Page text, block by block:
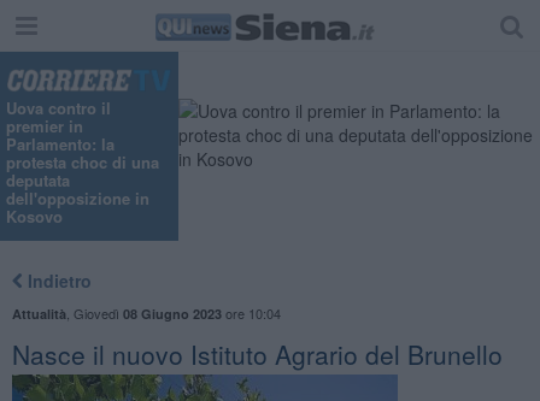
Uova contro il
premier in
Parlamento: la
protesta choc di una
deputata
dell'opposizione in
Kosovo
Indietro
Attualità Giovedì 08 Giugno 2023ore 10:04
Nasce il nuovo Istituto Agrario del Brunello